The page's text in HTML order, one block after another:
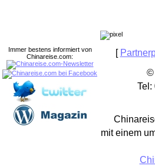
[
©
Tel:
mit einem
Immer bestens informiert von
Chinareise.com: